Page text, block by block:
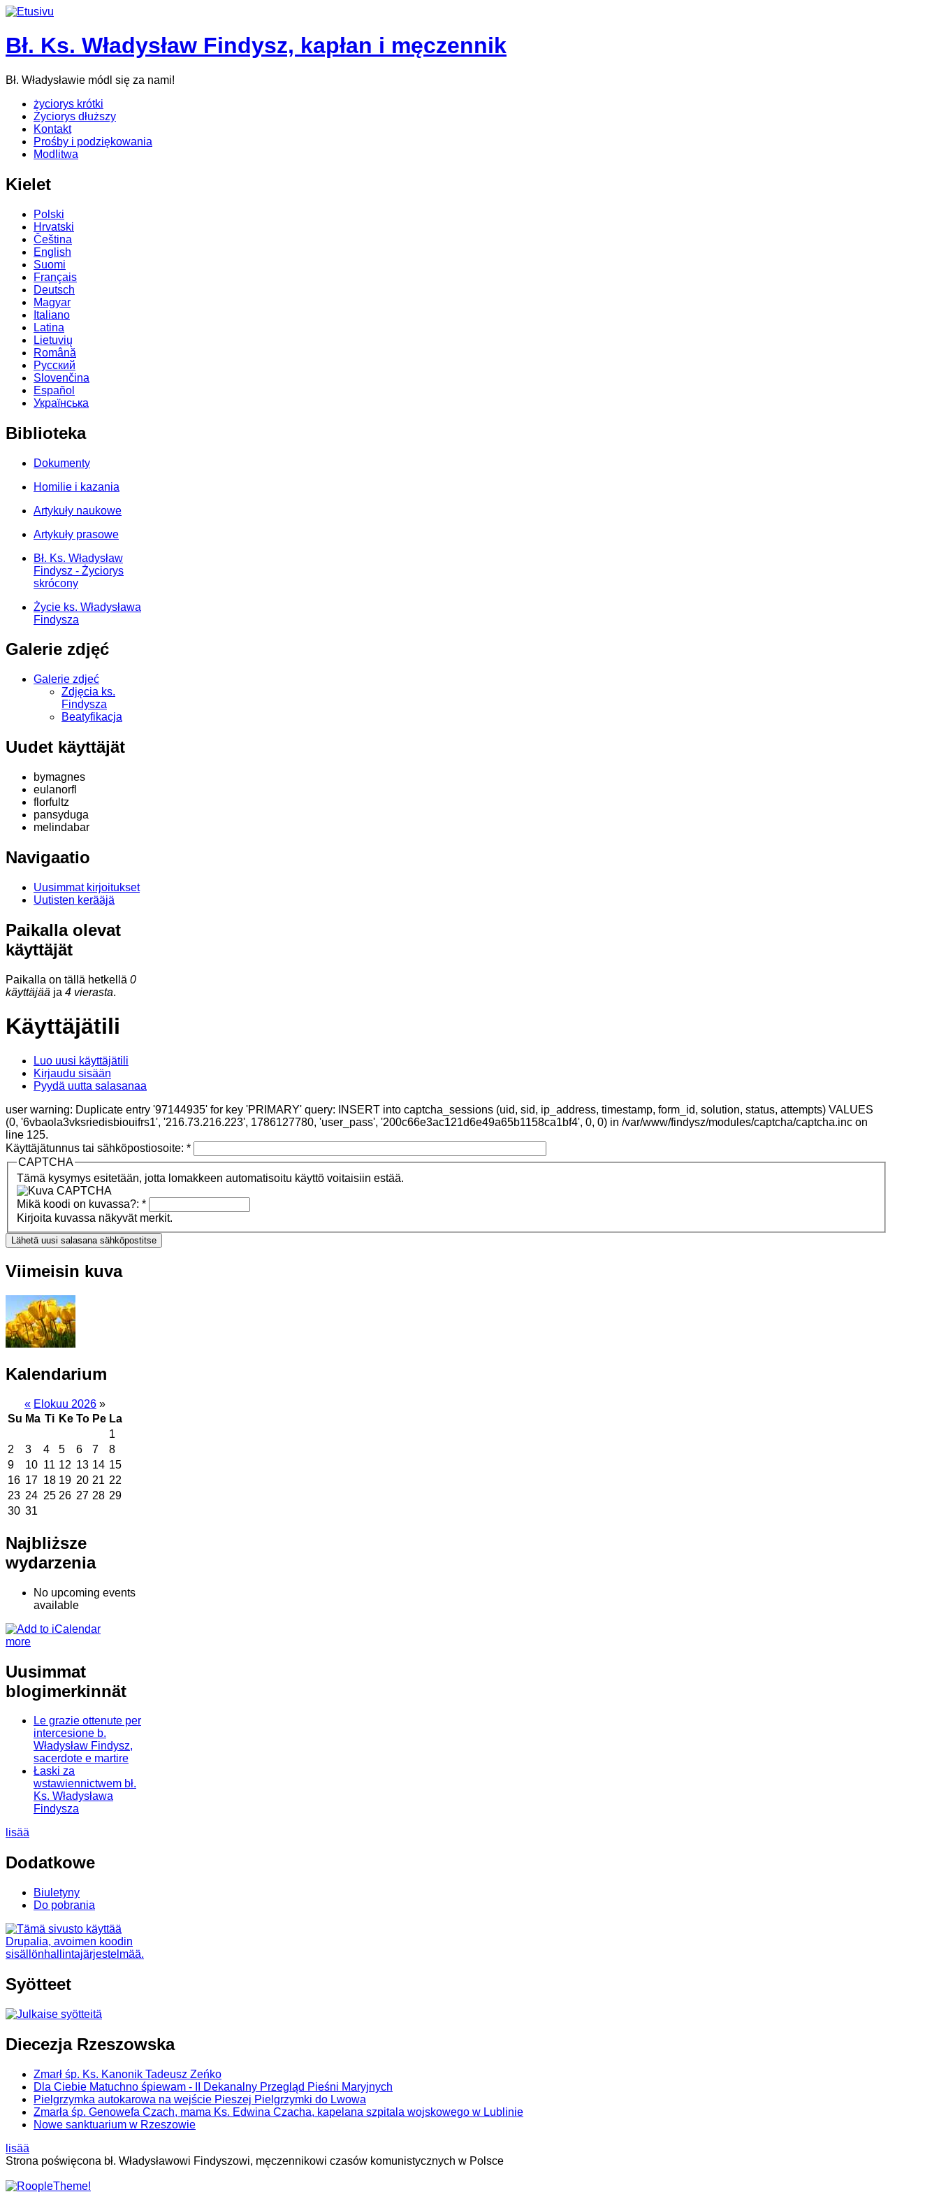
Bł. Ks. Władysław Findysz, kapłan i męczennik
Bł. Władysławie módl się za nami!
życiorys krótki
Życiorys dłuższy
Kontakt
Prośby i podziękowania
Modlitwa
Kielet
Polski
Hrvatski
Čeština
English
Suomi
Français
Deutsch
Magyar
Italiano
Latina
Lietuvių
Română
Русский
Slovenčina
Español
Українська
Biblioteka
Dokumenty
Homilie i kazania
Artykuły naukowe
Artykuły prasowe
Bł. Ks. Władysław
Findysz - Życiorys
skrócony
Życie ks. Władysława
Findysza
Galerie zdjęć
Galerie zdjeć
Zdjęcia ks.
Findysza
Beatyfikacja
Uudet käyttäjät
bymagnes
eulanorfl
florfultz
pansyduga
melindabar
Navigaatio
Uusimmat kirjoitukset
Uutisten kerääjä
Paikalla olevat
käyttäjät
Paikalla on tällä hetkellä 0
käyttäjää ja 4 vierasta.
Käyttäjätili
Luo uusi käyttäjätili
Kirjaudu sisään
Pyydä uutta salasanaa
user warning: Duplicate entry '97144935' for key 'PRIMARY' query: INSERT into captcha_sessions (uid, sid, ip_address, timestamp, form_id, solution, status, attempts) VALUES
(0, '6vbaola3vksriedisbiouifrs1', '216.73.216.223', 1786127780, 'user_pass', '200c66e3ac121d6e49a65b1158ca1bf4', 0, 0) in /var/www/findysz/modules/captcha/captcha.inc on
line 125.
Käyttäjätunnus tai sähköpostiosoite: *
CAPTCHA
Tämä kysymys esitetään, jotta lomakkeen automatisoitu käyttö voitaisiin estää.
Mikä koodi on kuvassa?: *
Kirjoita kuvassa näkyvät merkit.
Viimeisin kuva
Kalendarium
« Elokuu 2026 »
Su Ma Ti Ke To Pe La
1
2
3 4 5 6 7
8
9
10 11 12 13 14 15
16 17 18 19 20 21 22
23 24 25 26 27 28 29
30 31
Najbliższe
wydarzenia
No upcoming events
available
more
Uusimmat
blogimerkinnät
Le grazie ottenute per
intercesione b.
Władysław Findysz,
sacerdote e martire
Łaski za
wstawiennictwem bł.
Ks. Władysława
Findysza
lisää
Dodatkowe
Biuletyny
Do pobrania
Syötteet
Diecezja Rzeszowska
Zmarł śp. Ks. Kanonik Tadeusz Zeńko
Dla Ciebie Matuchno śpiewam - II Dekanalny Przegląd Pieśni Maryjnych
Pielgrzymka autokarowa na wejście Pieszej Pielgrzymki do Lwowa
Zmarła śp. Genowefa Czach, mama Ks. Edwina Czacha, kapelana szpitala wojskowego w Lublinie
Nowe sanktuarium w Rzeszowie
lisää
Strona poświęcona bł. Władysławowi Findyszowi, męczennikowi czasów komunistycznych w Polsce